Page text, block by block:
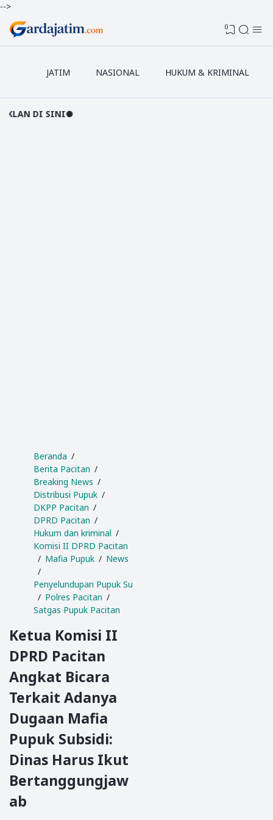
-->
0
JATIM NASIONAL HUKUM & KRIMINAL
Beranda
Berita Pacitan
Breaking News
Distribusi Pupuk
DKPP Pacitan
DPRD Pacitan
Hukum dan kriminal
Komisi II DPRD Pacitan
Mafia Pupuk
News
Penyelundupan Pupuk Subsidi
Polres Pacitan
Satgas Pupuk Pacitan
Ketua Komisi II
DPRD Pacitan
Angkat Bicara
Terkait Adanya
Dugaan Mafia
Pupuk Subsidi:
Dinas Harus Ikut
Bertanggungjaw
ab